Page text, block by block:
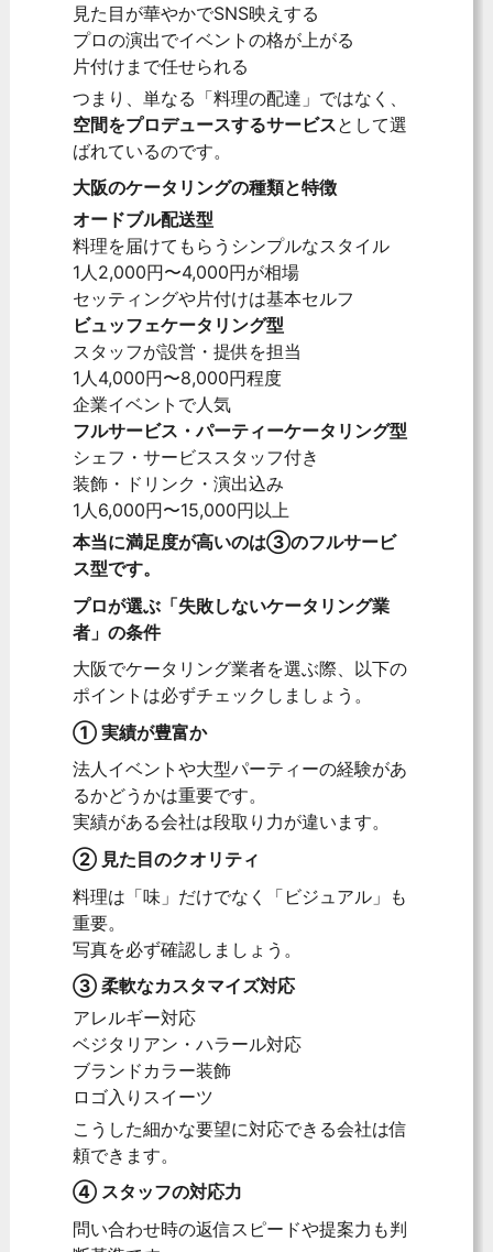
見た目が華やかでSNS映えする
プロの演出でイベントの格が上がる
片付けまで任せられる
つまり、単なる「料理の配達」ではなく、
空間をプロデュースするサービスとして選
ばれているのです。
大阪のケータリングの種類と特徴
オードブル配送型
料理を届けてもらうシンプルなスタイル
1人2,000円〜4,000円が相場
セッティングや片付けは基本セルフ
ビュッフェケータリング型
スタッフが設営・提供を担当
1人4,000円〜8,000円程度
企業イベントで人気
フルサービス・パーティーケータリング型
シェフ・サービススタッフ付き
装飾・ドリンク・演出込み
1人6,000円〜15,000円以上
本当に満足度が高いのは③のフルサービ
ス型です。
プロが選ぶ「失敗しないケータリング業
者」の条件
大阪でケータリング業者を選ぶ際、以下の
ポイントは必ずチェックしましょう。
① 実績が豊富か
法人イベントや大型パーティーの経験があ
るかどうかは重要です。
実績がある会社は段取り力が違います。
② 見た目のクオリティ
料理は「味」だけでなく「ビジュアル」も
重要。
写真を必ず確認しましょう。
③ 柔軟なカスタマイズ対応
アレルギー対応
ベジタリアン・ハラール対応
ブランドカラー装飾
ロゴ入りスイーツ
こうした細かな要望に対応できる会社は信
頼できます。
④ スタッフの対応力
問い合わせ時の返信スピードや提案力も判